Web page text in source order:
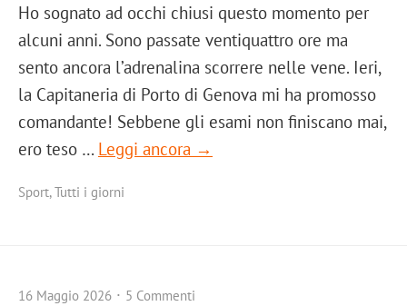
Ho sognato ad occhi chiusi questo momento per
alcuni anni. Sono passate ventiquattro ore ma
sento ancora l’adrenalina scorrere nelle vene. Ieri,
la Capitaneria di Porto di Genova mi ha promosso
comandante! Sebbene gli esami non finiscano mai,
ero teso … Leggi ancora →
Sport,Tutti i giorni
16 Maggio 2026 5 Commenti